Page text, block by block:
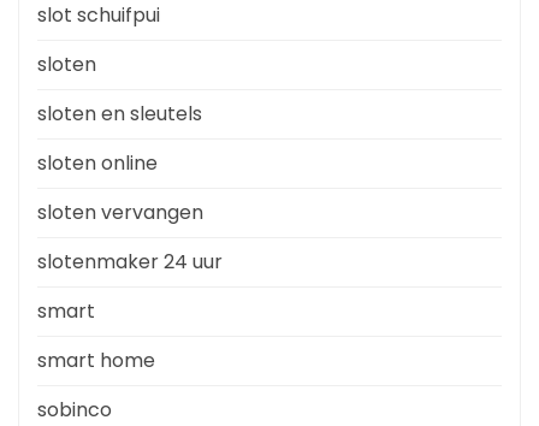
slot schuifpui
sloten
sloten en sleutels
sloten online
sloten vervangen
slotenmaker 24 uur
smart
smart home
sobinco